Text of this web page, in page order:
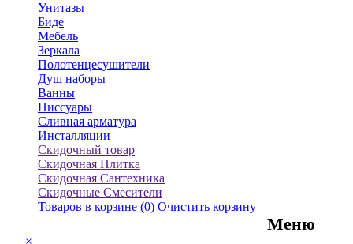
Унитазы
Биде
Мебель
Зеркала
Полотенцесушители
Душ наборы
Ванны
Писсуары
Сливная арматура
Инсталляции
Скидочный товар
Скидочная Плитка
Скидочная Сантехника
Скидочные Смесители
Товаров в корзине (0) Очистить корзину
Меню
×